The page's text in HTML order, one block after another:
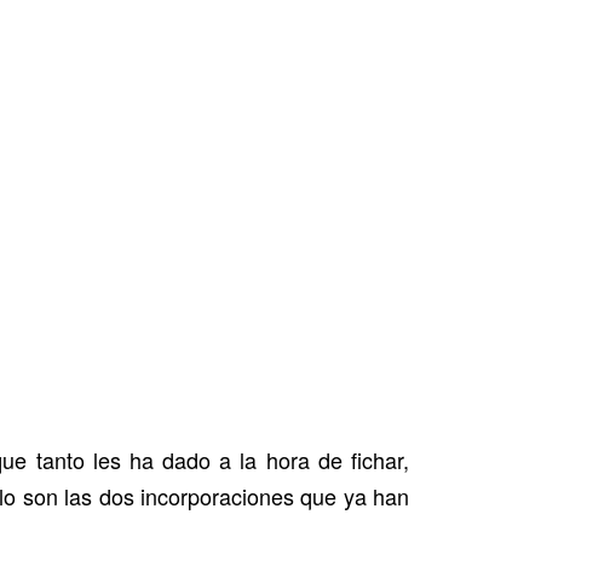
tanto les ha dado a la hora de fichar,
son las dos incorporaciones que ya han